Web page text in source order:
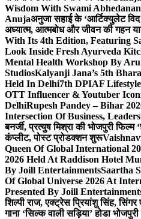
Wisdom With Swami
Anujaअनुजा सहाई के ‘आर्टिक्युलेट
अध्यात्म, आत्मबोध और जीवन की गहन
With Its 4th Edition, Featuring
Look Inside Fresh Ayurveda
Mental Health Workshop By
StudiosKalyanji Jana’s 5th
Held In Delhi7th DPIAF
OTT Influencer & Youtuber
DelhiRupesh Pandey – Bihar
Intersection Of Business,
बनर्जी, प्रत्युष मिश्रा की भोजपुरी
कंप्लीट, पोस्ट प्रोडक्शन शुरू
Queen Of Global International
2026 Held At Raddison Hotel
By Joill EntertainmentsSaartha
Of Global Universe 2026 At
Presented By Joill
शिल्पी राज, एक्ट्रेस प्रियांशु सिंह, सिंगर
गाना ‘सिल्क वाली सड़िया’ होडा